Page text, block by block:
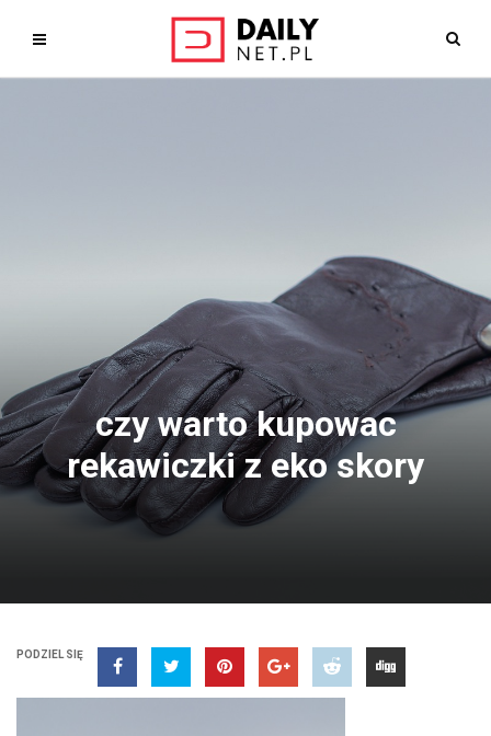
czy warto kupowac
rekawiczki z eko skory
PODZIEL SIĘ